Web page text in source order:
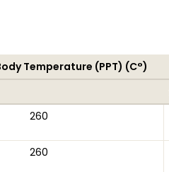
Temperature (PPT) (C°)
260
260